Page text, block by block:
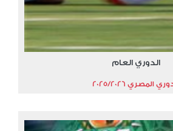
الدوري العام
المصري 2025/2026